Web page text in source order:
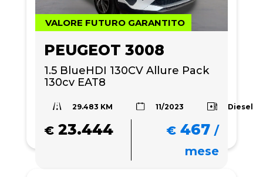
VALORE FUTURO GARANTITO
PEUGEOT 3008
1.5 BlueHDI 130CV Allure Pack
130cv EAT8
29.483 KM 11/2023 Diesel
€ 23.444 € 467 /
mese